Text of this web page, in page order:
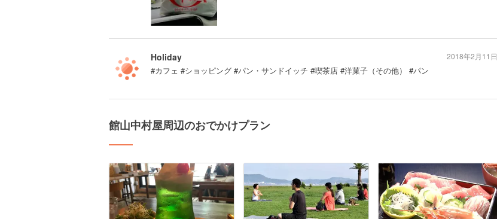
Holiday
#カフェ #ショッピング #パン・サンドイッチ #喫茶店 #洋菓子（その他） #パン
2018年2月11日
館山中村屋周辺のおでかけプラン